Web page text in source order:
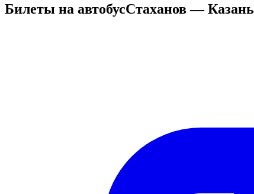
Билеты на автобусСтаханов — Казань